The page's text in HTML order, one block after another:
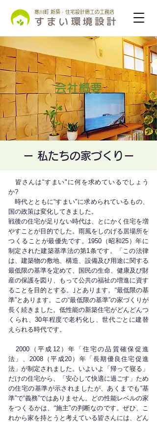
寒川町 新築・住宅設計施工の工務店
会社概要
ー 私たちの家づくりー
皆さんは“すまい"に何を求めているでしょう
か?
時代とともに“すまい"に求められているもの、
国の政策は変化してきました。
戦後の住宅が足りない時代は、とにかく住宅を増
やすことが目的でした。雨風をしのげる居場所を
つくることが最優先です。1950（昭和25）年に
制定された建築基準法の第1条です。「この法律
は、建築物の敷地、構造、設備及び用途に関する
最低限の基準を定めて、国民の生命、健康及び財
産の保護を図り、もって公共の福祉の増進に資す
ることを目的とする。｣とあります。“最低限の基
準”とあります。この“最低限の基準”の家づくりが
長く続きました。低性能の新築住宅がどんどんつ
くられ、30年程度で老朽化し、世代ごとに建替
えられる時代です。
2000（平成12）年「住宅の品質確保促進
法」、2008（平成20）年「長期優良住宅促進
法」が制定されました。いよいよ「帰って寝る」
だけの住宅から、「安心して快適に過ごす」ため
の住宅の基準が示されましたが、あくまでも“基
準”で“義務”ではありません。どの性能レベルの家
をつくるかは、“施主”の判断なのです。ぜひ、こ
れから家を持とうと考えている皆さんには、どん